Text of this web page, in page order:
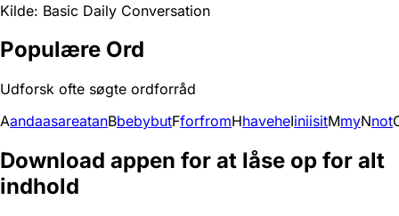
Kilde: Basic Daily Conversation
Populære Ord
Udforsk ofte søgte ordforråd
AandaasareatanBbebybutFforfromHhaveheIiniisitMmyNnot
Download appen for at låse op for alt
indhold